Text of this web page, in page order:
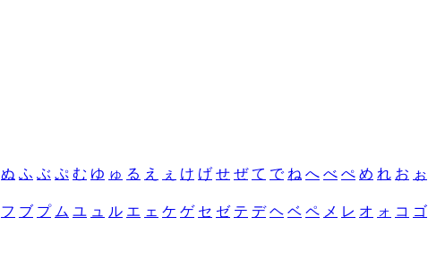
ぬ ふ ぶ ぷ む ゆ ゅ る え ぇ け げ せ ぜ て で ね へ べ ぺ め れ お ぉ
フ ブ プ ム ユ ュ ル エ ェ ケ ゲ セ ゼ テ デ ヘ ベ ペ メ レ オ ォ コ ゴ